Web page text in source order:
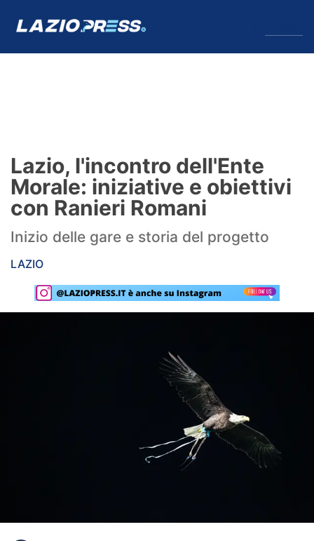
Formello
Infortuni
Primavera
Calciomercato
Lazio Women
Altri Sport
Lazio, l'incontro dell'Ente
Morale: iniziative e obiettivi
con Ranieri Romani
Inizio delle gare e storia del progetto
LAZIO